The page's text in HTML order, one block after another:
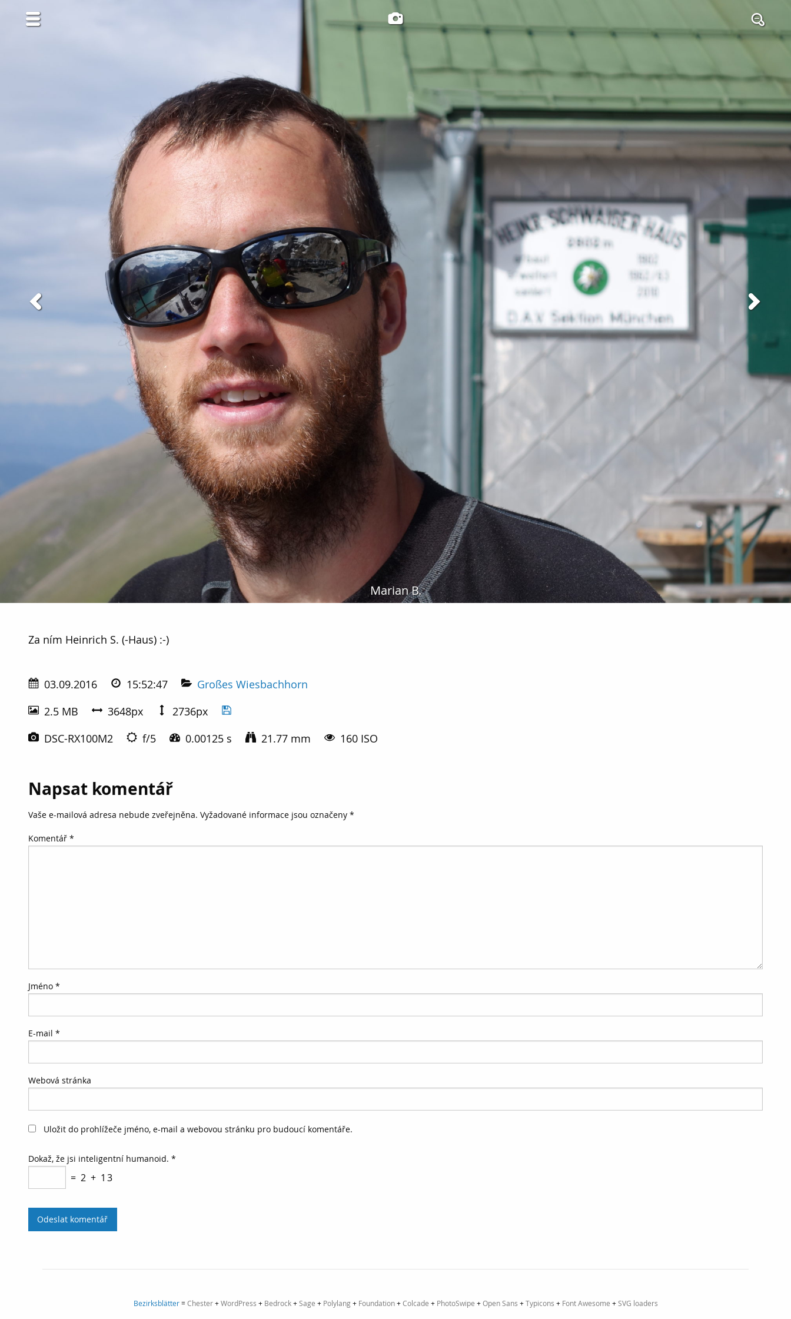
Marian B.
Za ním Heinrich S. (-Haus) :-)
03.09.2016 15:52:47
Großes Wiesbachhorn
2.5 MB
3648px
2736px
DSC-RX100M2
f/5 0.00125 s 21.77 mm 160 ISO
Napsat komentář
Vaše e-mailová adresa nebude zveřejněna. Vyžadované informace jsou označeny *
Komentář *
Jméno *
E-mail *
Webová stránka
Uložit do prohlížeče jméno, e-mail a webovou stránku pro budoucí komentáře.
Dokaž, že jsi inteligentní humanoid. *
= 2 + 13
Bezirksblätter=Chester+WordPress + Bedrock+Sage + Polylang+ Foundation+Colcade + PhotoSwipe +Open Sans +Typicons + Font Awesome +SVG loaders